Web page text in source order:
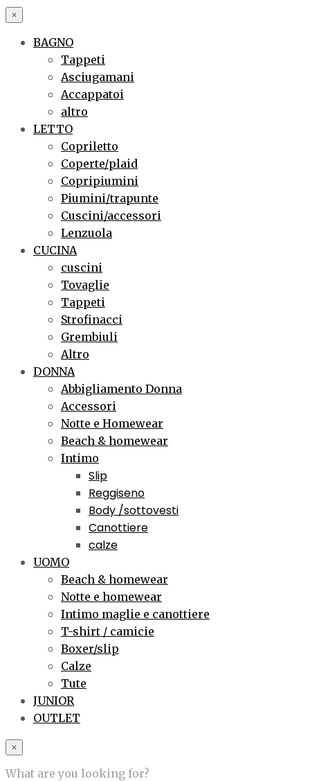
×
BAGNO
Tappeti
Asciugamani
Accappatoi
altro
LETTO
Copriletto
Coperte/plaid
Copripiumini
Piumini/trapunte
Cuscini/accessori
Lenzuola
CUCINA
cuscini
Tovaglie
Tappeti
Strofinacci
Grembiuli
Altro
DONNA
Abbigliamento Donna
Accessori
Notte e Homewear
Beach & homewear
Intimo
Slip
Reggiseno
Body /sottovesti
Canottiere
calze
UOMO
Beach & homewear
Notte e homewear
Intimo maglie e canottiere
T-shirt / camicie
Boxer/slip
Calze
Tute
JUNIOR
OUTLET
×
What are you looking for?